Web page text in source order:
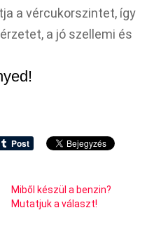
a vércukorszintet, így
a jó szellemi és
Miből készül a benzin?
Mutatjuk a választ!